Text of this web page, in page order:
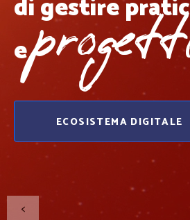
di gestire
e
ECOSISTEMA DIGITALE
CHI SIAMO
<